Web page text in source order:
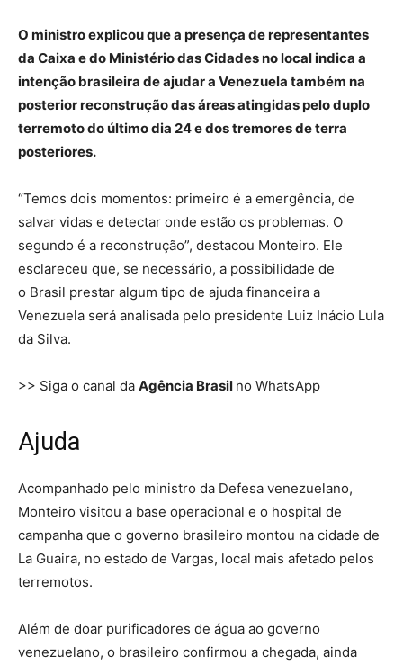
O ministro explicou que a presença de representantes
da Caixa e do Ministério das Cidades no local indica a
intenção brasileira de ajudar a Venezuela também na
posterior reconstrução das áreas atingidas pelo duplo
terremoto do último dia 24 e dos tremores de terra
posteriores.
“Temos dois momentos: primeiro é a emergência, de
salvar vidas e detectar onde estão os problemas. O
segundo é a reconstrução”, destacou Monteiro. Ele
esclareceu que, se necessário, a possibilidade de
o Brasil prestar algum tipo de ajuda financeira a
Venezuela será analisada pelo presidente Luiz Inácio Lula
da Silva.
>> Siga o canal da Agência Brasil no WhatsApp
Ajuda
Acompanhado pelo ministro da Defesa venezuelano,
Monteiro visitou a base operacional e o hospital de
campanha que o governo brasileiro montou na cidade de
La Guaira, no estado de Vargas, local mais afetado pelos
terremotos.
Além de doar purificadores de água ao governo
venezuelano, o brasileiro confirmou a chegada, ainda